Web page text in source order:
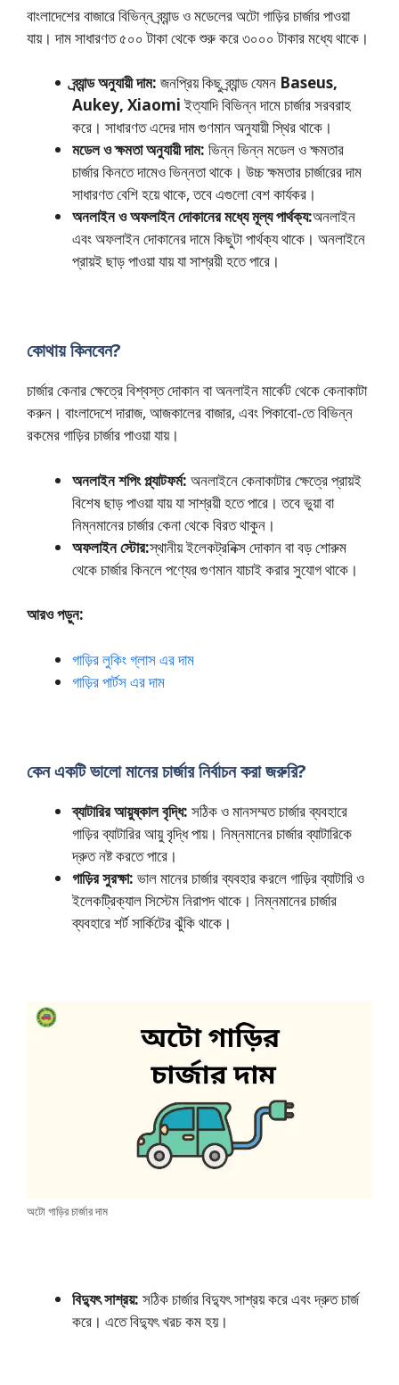
বাংলাদেশের বাজারে বিভিন্ন ব্র্যান্ড ও মডেলের অটো গাড়ির চার্জার পাওয়া
যায়। দাম সাধারণত ৫০০ টাকা থেকে শুরু করে ৩০০০ টাকার মধ্যে থাকে।
ব্র্যান্ড অনুযায়ী দাম: জনপ্রিয় কিছু ব্র্যান্ড যেমন Baseus,
Aukey, Xiaomiইত্যাদি বিভিন্ন দামে চার্জার সরবরাহ
করে। সাধারণত এদের দাম গুণমান অনুযায়ী স্থির থাকে।
মডেল ও ক্ষমতা অনুযায়ী দাম: ভিন্ন ভিন্ন মডেল ও ক্ষমতার
চার্জার কিনতে দামেও ভিন্নতা থাকে। উচ্চ ক্ষমতার চার্জারের দাম
সাধারণত বেশি হয়ে থাকে, তবে এগুলো বেশ কার্যকর।
অনলাইন ও অফলাইন দোকানের মধ্যে মূল্য পার্থক্য:অনলাইন
এবং অফলাইন দোকানের দামে কিছুটা পার্থক্য থাকে। অনলাইনে
প্রায়ই ছাড় পাওয়া যায় যা সাশ্রয়ী হতে পারে।
কোথায় কিনবেন?
চার্জার কেনার ক্ষেত্রে বিশ্বস্ত দোকান বা অনলাইন মার্কেট থেকে কেনাকাটা
করুন। বাংলাদেশে দারাজ, আজকালের বাজার, এবং পিকাবো-তে বিভিন্ন
রকমের গাড়ির চার্জার পাওয়া যায়।
অনলাইন শপিং প্ল্যাটফর্ম: অনলাইনে কেনাকাটার ক্ষেত্রে প্রায়ই
বিশেষ ছাড় পাওয়া যায় যা সাশ্রয়ী হতে পারে। তবে ভুয়া বা
নিম্নমানের চার্জার কেনা থেকে বিরত থাকুন।
অফলাইন স্টোর:স্থানীয় ইলেকট্রনিক্স দোকান বা বড় শোরুম
থেকে চার্জার কিনলে পণ্যের গুণমান যাচাই করার সুযোগ থাকে।
আরও পড়ুন:
গাড়ির লুকিং গ্লাস এর দাম
গাড়ির পার্টস এর দাম
কেন একটি ভালো মানের চার্জার নির্বাচন করা জরুরি?
ব্যাটারির আয়ুষ্কাল বৃদ্ধি: সঠিক ও মানসম্মত চার্জার ব্যবহারে
গাড়ির ব্যাটারির আয়ু বৃদ্ধি পায়। নিম্নমানের চার্জার ব্যাটারিকে
দ্রুত নষ্ট করতে পারে।
গাড়ির সুরক্ষা: ভাল মানের চার্জার ব্যবহার করলে গাড়ির ব্যাটারি ও
ইলেকট্রিক্যাল সিস্টেম নিরাপদ থাকে। নিম্নমানের চার্জার
ব্যবহারে শর্ট সার্কিটের ঝুঁকি থাকে।
অটো গাড়ির চার্জার দাম
বিদ্যুৎ সাশ্রয়: সঠিক চার্জার বিদ্যুৎ সাশ্রয় করে এবং দ্রুত চার্জ
করে। এতে বিদ্যুৎ খরচ কম হয়।